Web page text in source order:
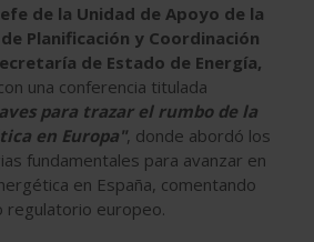
de la Unidad de Apoyo de la
Planificación y Coordinación
de Estado de Energía,
una conferencia titulada
para trazar el rumbo de la
en Europa", donde abordó los
fundamentales para avanzar en
en España, comentando
regulatorio europeo.